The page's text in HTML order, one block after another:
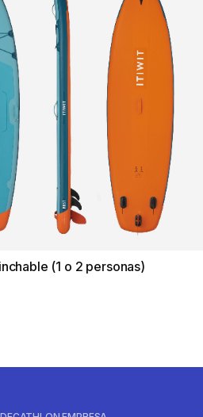
(1 o 2 personas)